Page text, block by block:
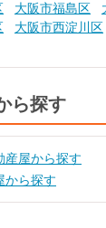
大阪市福島区
大阪市西淀川区
ら探す
産屋から探す
から探す